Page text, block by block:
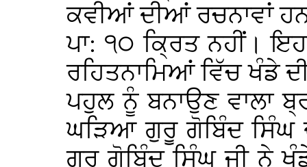
ਕਵੀਆਂ ਦੀਆਂ ਰਚਨਾਵਾਂ
ਪਾ: ੧੦ ਕ੍ਰਿਤ ਨਹੀਂ।
ਰਹਿਤਨਾਮਿਆਂ ਵਿੱਚ ਖੰਡੇ
ਪਹੁਲ ਨੂੰ ਬਨਾਉਣ ਵਾਲਾ
ਘੜਿਆ ਗੁਰੂ ਗੋਬਿੰਦ ਸਿੰਘ
ਗੁਰੂ ਗੋਬਿੰਦ ਸਿੰਘ ਜੀ ਨੇ